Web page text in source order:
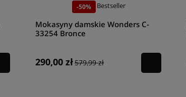
-50% Bestseller
Mokasyny damskie Wonders C-
33254 Bronce
290,00 zł579,99 zł